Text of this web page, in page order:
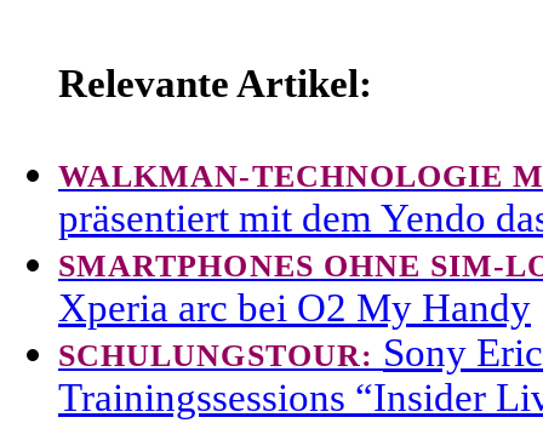
Relevante Artikel:
WALKMAN-TECHNOLOGIE
präsentiert mit dem Yendo
SMARTPHONES OHNE SIM-
Xperia arc bei O2 My Handy
SCHULUNGSTOUR: Sony
Trainingssessions “Insider